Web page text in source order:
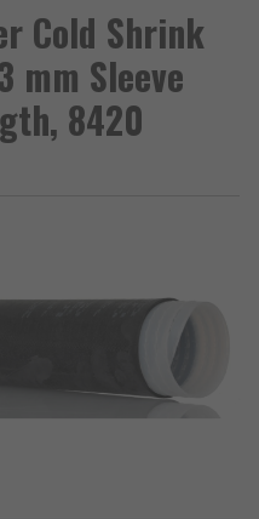
Cold Shrink
mm Sleeve
8420